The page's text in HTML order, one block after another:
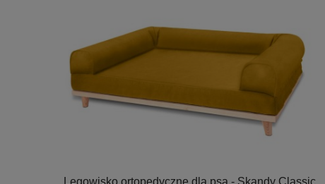
Legowisko ortopedyczne dla psa - Skandy Classic